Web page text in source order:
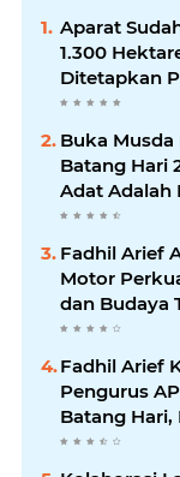
Aparat
1.300
Ditetapkan
Ada Apa?
Buka
Batang Hari
Adat Adalah
Generasi
Fadhil Arief
Motor
dan Budaya
Fadhil Arief
Pengurus
Batang
Periode